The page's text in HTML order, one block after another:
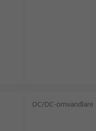
DC/DC-omvandlare